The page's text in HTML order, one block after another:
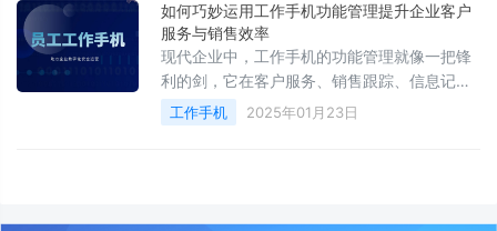
如何巧妙运用工作手机功能管理提升企业客户
服务与销售效率
现代企业中，工作手机的功能管理就像一把锋
利的剑，它在客户服务、销售跟踪、信息记录
等多个领域都能发挥巨大作用，显著提高企业
的运作效能。下面
工作手机 2025年01月23日